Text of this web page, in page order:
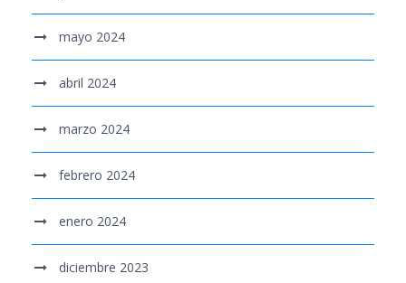
mayo 2024
abril 2024
marzo 2024
febrero 2024
enero 2024
diciembre 2023